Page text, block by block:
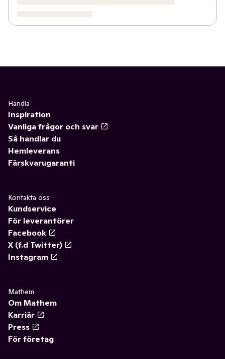
Handla
Inspiration
Vanliga frågor och svar
Så handlar du
Hemleverans
Färskvarugaranti
Kontakta oss
Kundservice
För leverantörer
Facebook
X (f.d Twitter)
Instagram
Mathem
Om Mathem
Karriär
Press
För företag